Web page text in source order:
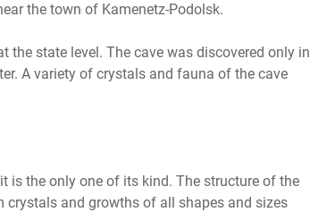
the town of Kamenetz-Podolsk.
the state level. The cave was discovered only in
A variety of crystals and fauna of the cave
is the only one of its kind. The structure of the
crystals and growths of all shapes and sizes